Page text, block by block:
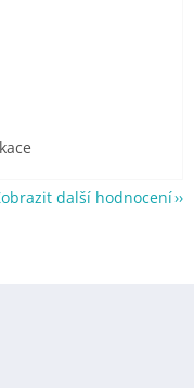
5 hvězdiček.
další hodnocení